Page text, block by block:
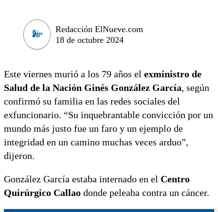
Redacción ElNueve.com
18 de octubre 2024
Este viernes murió a los 79 años el exministro de
Salud de la Nación Ginés González García, según
confirmó su familia en las redes sociales del
exfuncionario. “Su inquebrantable convicción por un
mundo más justo fue un faro y un ejemplo de
integridad en un camino muchas veces arduo”,
dijeron.
González García estaba internado en el Centro
Quirúrgico Callao donde peleaba contra un cáncer.